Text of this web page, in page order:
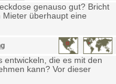
genauso gut? Bricht
überhaupt eine
entwickeln, die es mit den
kann? Vor dieser